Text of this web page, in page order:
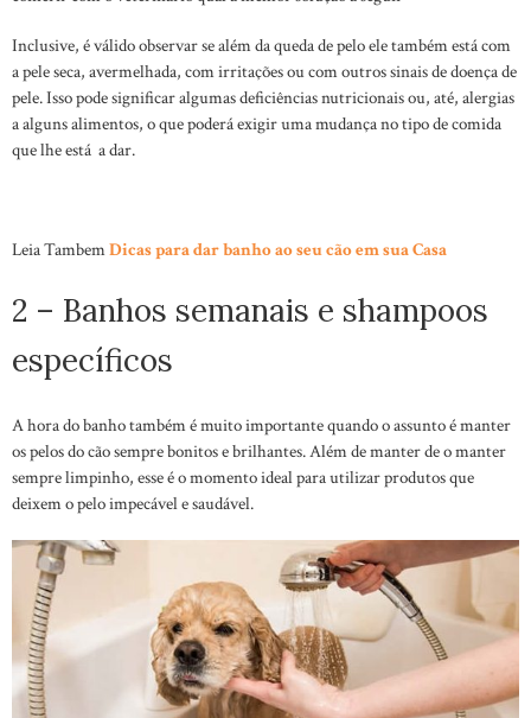
Inclusive, é válido observar se além da queda de pelo ele também está com
a pele seca, avermelhada, com irritações ou com outros sinais de doença de
pele. Isso pode significar algumas deficiências nutricionais ou, até, alergias
a alguns alimentos, o que poderá exigir uma mudança no tipo de comida
que lhe está a dar.
Leia TambemDicas para dar banho ao seu cão em sua Casa
2 – Banhos semanais e shampoos
específicos
A hora do banho também é muito importante quando o assunto é manter
os pelos do cão sempre bonitos e brilhantes. Além de manter de o manter
sempre limpinho, esse é o momento ideal para utilizar produtos que
deixem o pelo impecável e saudável.